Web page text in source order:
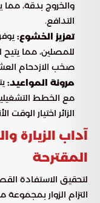
والخروج بدقة،
التدافع.
تعزيز الخشوع:
للمصلين، مما يتيح
صخب الازدحام
مرونة المواعيد:
مع الخطط
الزائر اختيار
آداب الزيارة
المقترحة
لتحقيق الاستفادة
التزام الزوار